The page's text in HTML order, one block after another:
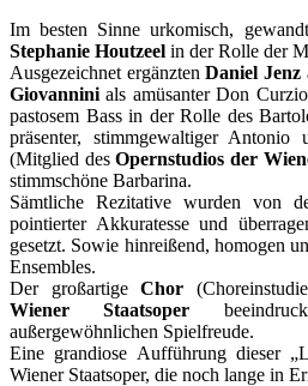
Im besten Sinne urkomisch,
Stephanie Houtzeel in der Rolle der
Ausgezeichnet ergänztenDaniel Jenz
Giovannini als amüsanter Don
pastosem Bass in der Rolle des
präsenter, stimmgewaltiger
(Mitglied desOpernstudios der
stimmschöne Barbarina.
Sämtliche Rezitative wurden von
pointierter Akkuratesse und
gesetzt. Sowie hinreißend, homogen
Ensembles.
Der großartige Chor
Wiener Staatsoper
außergewöhnlichen Spielfreude.
Eine grandiose Aufführung dieser
Wiener Staatsoper, die noch lange in